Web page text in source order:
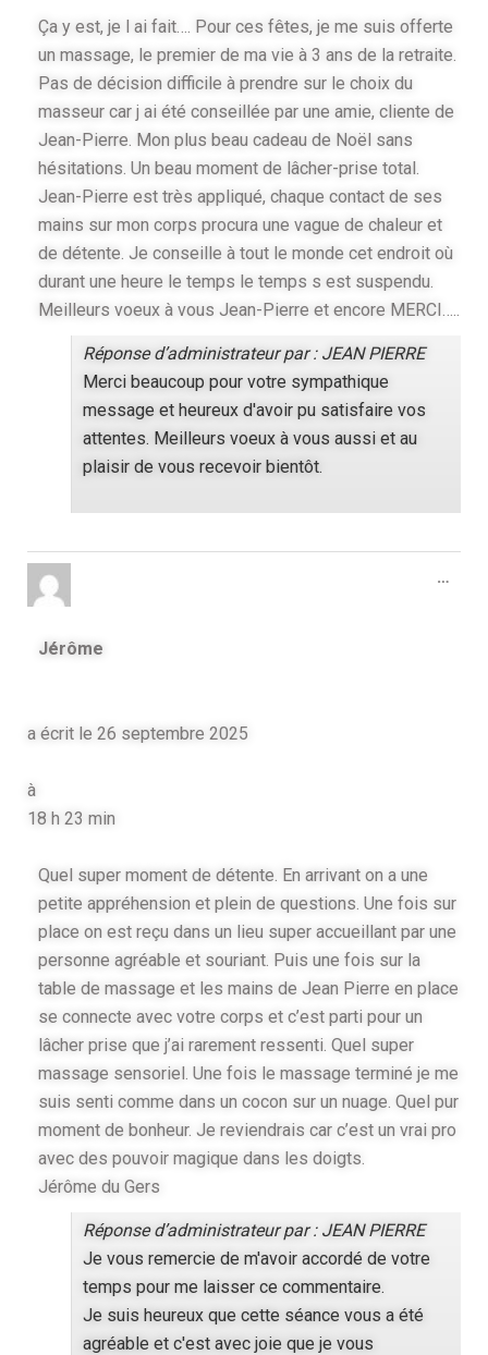
Ça y est, je l ai fait…. Pour ces fêtes, je me suis offerte
un massage, le premier de ma vie à 3 ans de la retraite.
Pas de décision difficile à prendre sur le choix du
masseur car j ai été conseillée par une amie, cliente de
Jean-Pierre. Mon plus beau cadeau de Noël sans
hésitations. Un beau moment de lâcher-prise total.
Jean-Pierre est très appliqué, chaque contact de ses
mains sur mon corps procura une vague de chaleur et
de détente. Je conseille à tout le monde cet endroit où
durant une heure le temps le temps s est suspendu.
Meilleurs voeux à vous Jean-Pierre et encore MERCI…..
Réponse d’administrateur par : JEAN PIERRE
Merci beaucoup pour votre sympathique
message et heureux d'avoir pu satisfaire vos
attentes. Meilleurs voeux à vous aussi et au
plaisir de vous recevoir bientôt.
Jérôme
a écrit le 26 septembre 2025
à
18 h 23 min
Quel super moment de détente. En arrivant on a une
petite appréhension et plein de questions. Une fois sur
place on est reçu dans un lieu super accueillant par une
personne agréable et souriant. Puis une fois sur la
table de massage et les mains de Jean Pierre en place
se connecte avec votre corps et c’est parti pour un
lâcher prise que j’ai rarement ressenti. Quel super
massage sensoriel. Une fois le massage terminé je me
suis senti comme dans un cocon sur un nuage. Quel pur
moment de bonheur. Je reviendrais car c’est un vrai pro
avec des pouvoir magique dans les doigts.
Jérôme du Gers
Réponse d’administrateur par : JEAN PIERRE
Je vous remercie de m'avoir accordé de votre
temps pour me laisser ce commentaire.
Je suis heureux que cette séance vous a été
agréable et c'est avec joie que je vous
…